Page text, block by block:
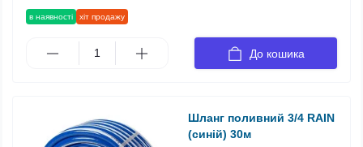
в наявності хіт продажу
До кошика
Шланг поливний 3/4 RAIN
(синій) 30м